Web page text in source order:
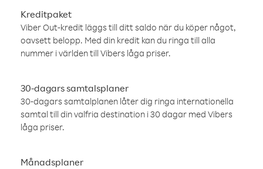
Kreditpaket
Viber Out-kredit läggs till ditt saldo när du köper något,
oavsett belopp. Med din kredit kan du ringa till alla
nummer i världen till Vibers låga priser.
30-dagars samtalsplaner
30-dagars samtalplanen låter dig ringa internationella
samtal till din valfria destination i 30 dagar med Vibers
låga priser.
Månadsplaner